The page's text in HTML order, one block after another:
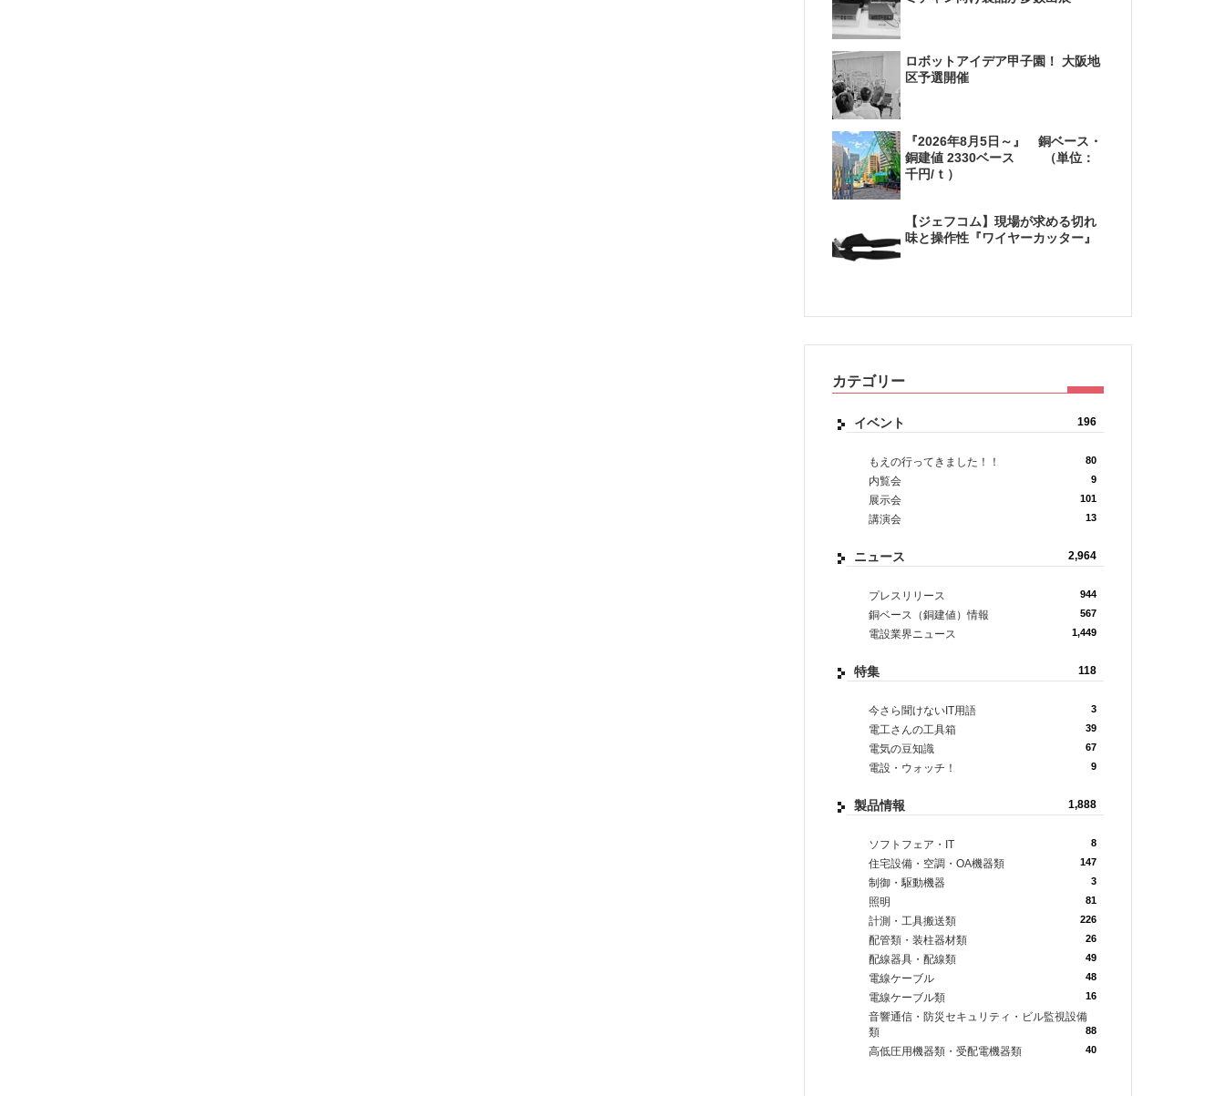
ロボットアイデア甲子園！ 大阪地
区予選開催
『2026年8月5日～』 銅ベース・
銅建値 2330ベース （単位：
千円/ｔ）
【ジェフコム】現場が求める切れ
味と操作性『ワイヤーカッター』
カテゴリー
イベント 196
もえの行ってきました！！ 80
内覧会 9
展示会 101
講演会 13
ニュース 2,964
プレスリリース 944
銅ベース（銅建値）情報 567
電設業界ニュース 1,449
特集 118
今さら聞けないIT用語 3
電工さんの工具箱 39
電気の豆知識 67
電設・ウォッチ！ 9
製品情報 1,888
ソフトフェア・IT 8
住宅設備・空調・OA機器類 147
制御・駆動機器 3
照明 81
計測・工具搬送類 226
配管類・装柱器材類 26
配線器具・配線類 49
電線ケーブル 48
電線ケーブル類 16
音響通信・防災セキュリティ・ビル監視設備
類
88
高低圧用機器類・受配電機器類 40